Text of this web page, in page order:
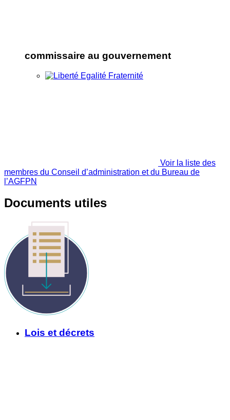
commissaire au gouvernement
Voir la liste des
membres du Conseil d’administration et du Bureau de
l’AGFPN
Documents utiles
Lois et décrets